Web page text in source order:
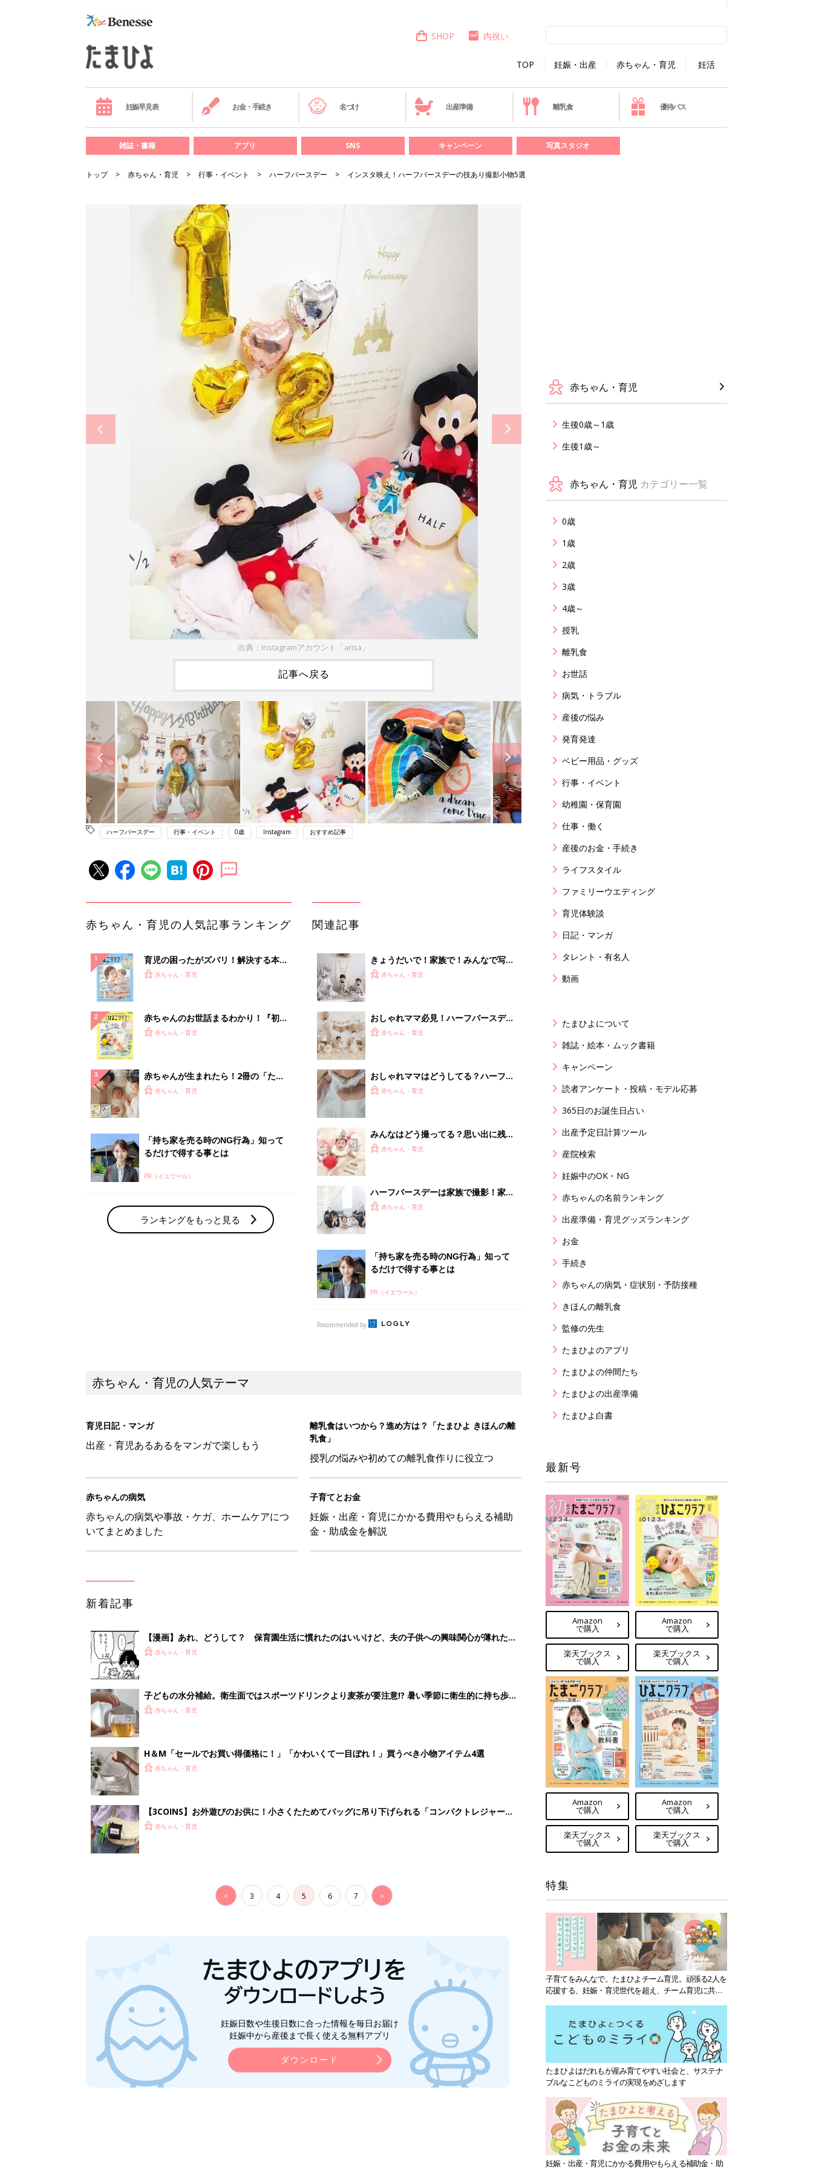
TOP 妊娠・出産 赤ちゃん・育児 妊活
SHOP 内祝い
妊娠早見表 お金・手続き 名づけ 出産準備 離乳食 優待パス
雑誌・書籍 アプリ SNS キャンペーン 写真スタジオ
トップ 赤ちゃん・育児 行事・イベント ハーフバースデー インスタ映え！ハーフバースデーの技あり撮影小物5選
出典：Instagramアカウント「arisa」
記事へ戻る
ハーフバースデー 行事・イベント 0歳 Instagram おすすめ記事
赤ちゃん・育児の人気記事ランキング
育児の困ったがズバリ！解決する本
『ひよこクラブ 夏号』 4カ月～2才
赤ちゃん・育児
赤ちゃんのお世話まるわかり！『初め
てのひよこクラブ 夏号』〈巻頭大特
赤ちゃん・育児
赤ちゃんが生まれたら！2冊の「たま
ひよ」
赤ちゃん・育児
「持ち家を売る時のNG行為」知って
るだけで得する事とは
PR（イエウール）
ランキングをもっと見る
関連記事
きょうだいで！家族で！みんなで写ろ
うハーフバースデーフォト
赤ちゃん・育児
おしゃれママ必見！ハーフバースデー
はおうちスタジオで♪
赤ちゃん・育児
おしゃれママはどうしてる？ハーフバ
ースデーの衣装5選
赤ちゃん・育児
みんなはどう撮ってる？思い出に残る
ハーフバースデーフォト
赤ちゃん・育児
ハーフバースデーは家族で撮影！家族
写真を残そう
赤ちゃん・育児
「持ち家を売る時のNG行為」知って
るだけで得する事とは
PR（イエウール）
Recommended by
赤ちゃん・育児の人気テーマ
育児日記・マンガ
出産・育児あるあるをマンガで楽しもう
離乳食はいつから？進め方は？「たまひよ きほんの離
乳食」
授乳の悩みや初めての離乳食作りに役立つ
赤ちゃんの病気
赤ちゃんの病気や事故・ケガ、ホームケアにつ
いてまとめました
子育てとお金
妊娠・出産・育児にかかる費用やもらえる補助
金・助成金を解説
新着記事
【漫画】あれ、どうして？ 保育園生活に慣れたのはいいけど、夫の子供への興味関心が薄れた気
がする……！『ふうふう子育て ＃91』
赤ちゃん・育児
子どもの水分補給。衛生面ではスポーツドリンクより麦茶が要注意!? 暑い季節に衛生的に持ち歩
く3つのコツとは？【専門家監修】
赤ちゃん・育児
H＆М「セールでお買い得価格に！」「かわいくて一目ぼれ！」買うべき小物アイテム4選
赤ちゃん・育児
【3COINS】お外遊びのお供に！小さくたためてバッグに吊り下げられる「コンパクトレジャーシ
ート」
赤ちゃん・育児
< 3 4 5 6 7 >
妊娠日数や生後日数に合った情報を毎日お届け
妊娠中から産後まで長く使える無料アプリ
ダウンロード
赤ちゃん・育児
生後0歳～1歳
生後1歳～
赤ちゃん・育児 カテゴリー一覧
0歳
1歳
2歳
3歳
4歳～
授乳
離乳食
お世話
病気・トラブル
産後の悩み
発育発達
ベビー用品・グッズ
行事・イベント
幼稚園・保育園
仕事・働く
産後のお金・手続き
ライフスタイル
ファミリーウエディング
育児体験談
日記・マンガ
タレント・有名人
動画
たまひよについて
雑誌・絵本・ムック書籍
キャンペーン
読者アンケート・投稿・モデル応募
365日のお誕生日占い
出産予定日計算ツール
産院検索
妊娠中のOK・NG
赤ちゃんの名前ランキング
出産準備・育児グッズランキング
お金
手続き
赤ちゃんの病気・症状別・予防接種
きほんの離乳食
監修の先生
たまひよのアプリ
たまひよの仲間たち
たまひよの出産準備
たまひよ白書
最新号
Amazon
で購入
楽天ブックス
で購入
Amazon
で購入
楽天ブックス
で購入
Amazon
で購入
楽天ブックス
で購入
Amazon
で購入
楽天ブックス
で購入
特集
子育てをみんなで。たまひよチーム育児。頑張る2人を
応援する、妊娠・育児世代を超え、チーム育児に共感
たまひよはだれもが産み育てやすい社会と、サステナ
ブルなこどものミライの実現をめざします
妊娠・出産・育児にかかる費用やもらえる補助金・助